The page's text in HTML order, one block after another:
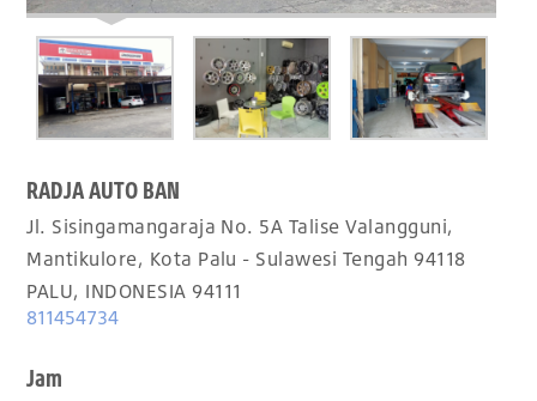
RADJA AUTO BAN
Jl. Sisingamangaraja No. 5A Talise Valangguni,
Mantikulore, Kota Palu - Sulawesi Tengah 94118
PALU, INDONESIA 94111
811454734
Jam